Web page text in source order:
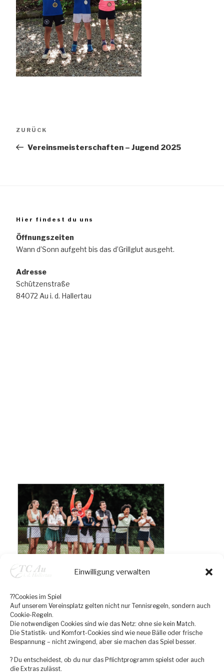
Einwilligung verwalten
??Cookies im Spiel
Auf unserem Vereinsplatz gelten nicht nur Tennisregeln, sondern auch
Cookie-Regeln.
Die notwendigen Cookies sind wie das Netz: ohne sie kein Match.
Die Statistik- und Komfort-Cookies sind wie neue Bälle oder frische
Bespannung – nicht zwingend, aber sie machen das Spiel besser.
? Du entscheidest, ob du nur das Pflichtprogramm spielst oder auch
die Extras zulässt.
Vorheriger
ZURÜCK
Vereinsmeisterschaften – Jugend 2025
Hier findest du uns
Öffnungszeiten
Wann d’Sonn aufgeht bis das d’Grillglut ausgeht.
Adresse
Schützenstraße
84072 Au i. d. Hallertau